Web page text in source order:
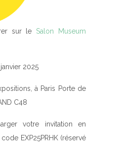
sur le Salon Museum
2025
à Paris Porte de
C48
votre invitation en
EXP25PRHK (réservé